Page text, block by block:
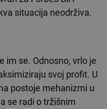
situacija neodrživa.
im se. Odnosno, vrlo je
svoj profit. U
postoje mehanizmi u
se radi o tržišnim